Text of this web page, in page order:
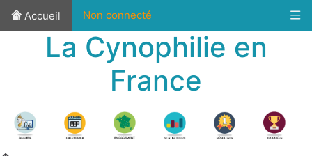
Accueil Non connecté
La Cynophilie en
France